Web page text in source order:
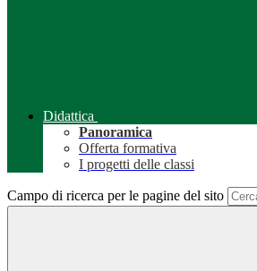
Didattica
Panoramica
Offerta formativa
I progetti delle classi
Campo di ricerca per le pagine del sito